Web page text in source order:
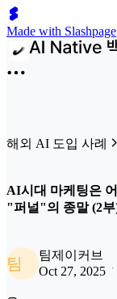
Made with Slashpage
해외 AI 도입 사례
AI시대 마케팅은
"퍼널"의 종말 (2
팀
팀제이커브
Oct 27, 2025